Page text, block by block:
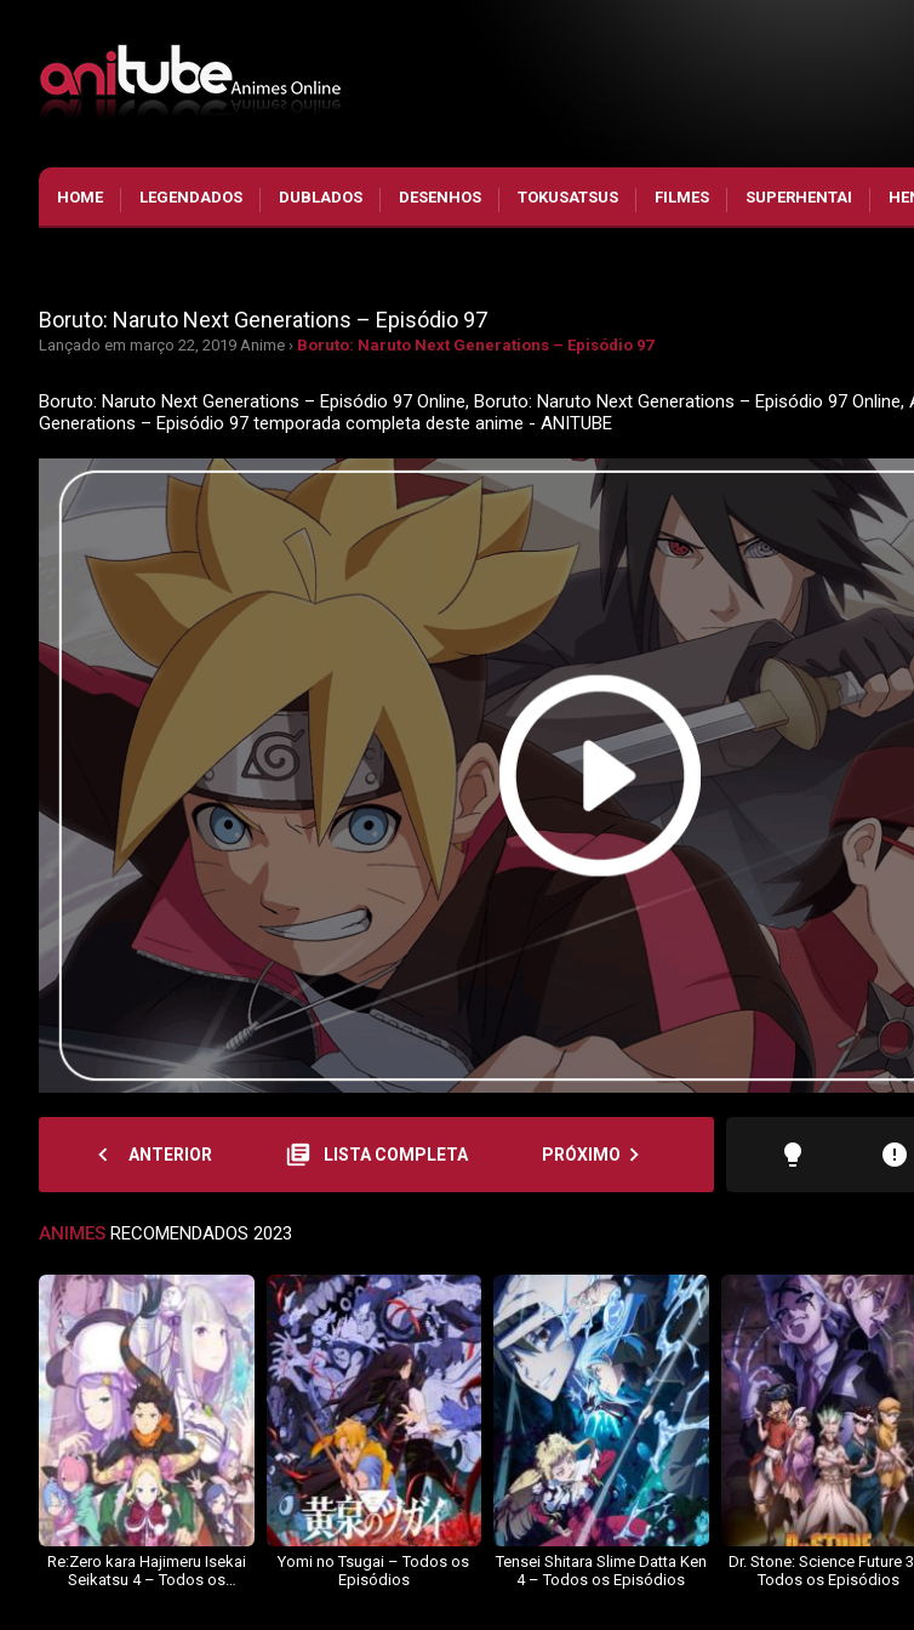
HOME LEGENDADOS DUBLADOS DESENHOS TOKUSATSUS FILMES SUPERHENTAI
Boruto: Naruto Next Generations – Episódio 97
Lançado em março 22, 2019 Anime › Boruto: Naruto Next Generations – Episódio 97
Boruto: Naruto Next Generations – Episódio 97 Online, Boruto: Naruto Next Generations – Episódio 97
Generations – Episódio 97 temporada completa deste anime - ANITUBE
navigate_before ANTERIOR library_books LISTA COMPLETA PRÓXIMO navigate_next lightbulb error
ANIMES RECOMENDADOS 2023
Re:Zero kara Hajimeru Isekai
Seikatsu 4 – Todos os
Yomi no Tsugai – Todos os
Episódios
Tensei Shitara Slime Datta Ken
4 – Todos os Episódios
Dr. Stone: Science Future
Todos os Episódios